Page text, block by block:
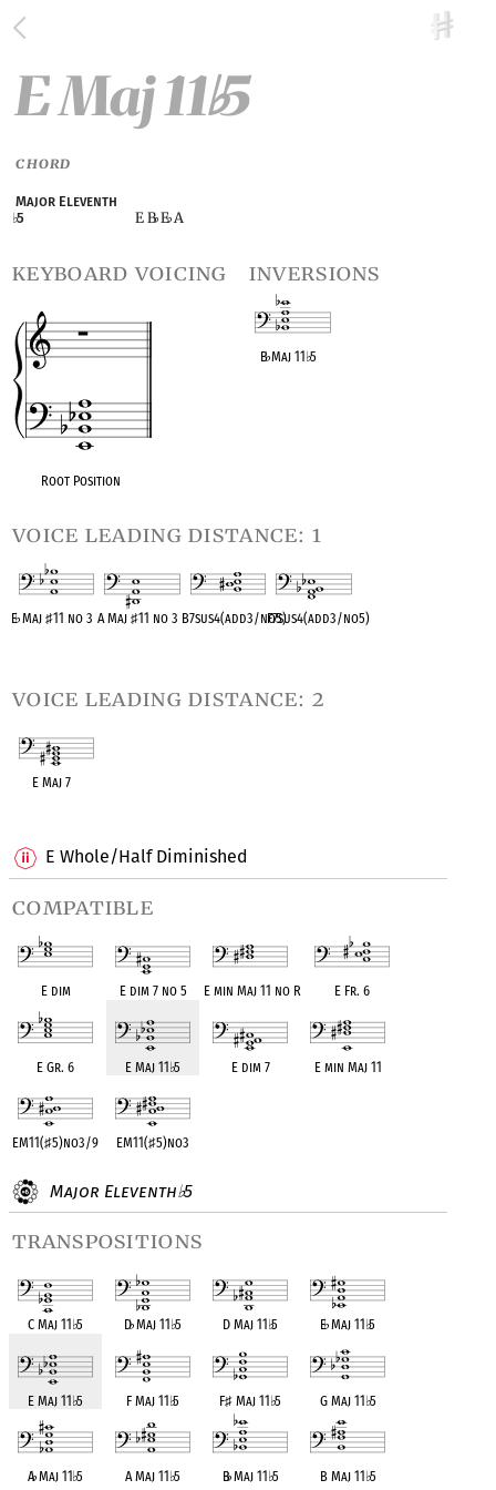
E Whole/Half Diminished
compatible
E dim E dim 7 no 5 E min Maj 11 no R E Fr. 6
E Gr. 6 E Maj 11♭5 E dim 7 E min Maj 11
EM11(♯5)no3/9 EM11(♯5)no3
Major Eleventh♭5
transpositions
C Maj 11♭5 D♭Maj 11♭5 D Maj 11♭5 E♭Maj 11♭5
E Maj 11♭5 F Maj 11♭5 F♯ Maj 11♭5 G Maj 11♭5
A♭Maj 11♭5 A Maj 11♭5 B♭Maj 11♭5 B Maj 11♭5
E Maj 11♭5
CHORD
Major Eleventh
♭5 E B♭E♭A
keyboard voicing
Root Position
inversions
B♭Maj 11♭5
voice leading distance: 1
E♭Maj ♯11 no 3 A Maj ♯11 no 3 B7sus4(add3/no5)F7sus4(add3/no5)
voice leading distance: 2
E Maj 7